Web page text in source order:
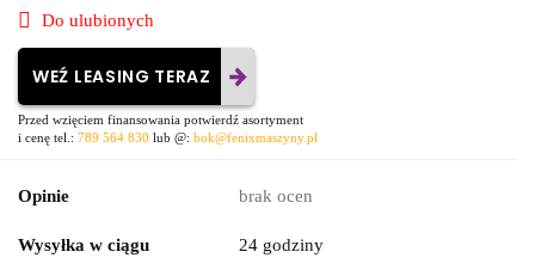
Do ulubionych
WEŹ LEASING TERAZ
Przed wzięciem finansowania potwierdź asortyment
i cenę tel.: 789 564 830 lub @: bok@fenixmaszyny.pl
Opinie brak ocen
Wysyłka w ciągu 24 godziny